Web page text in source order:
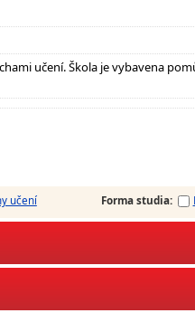
učení. Škola je vybavena
učení Forma studia: